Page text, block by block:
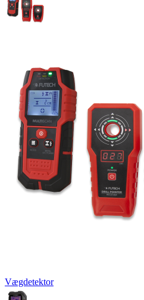
Vægdetektor